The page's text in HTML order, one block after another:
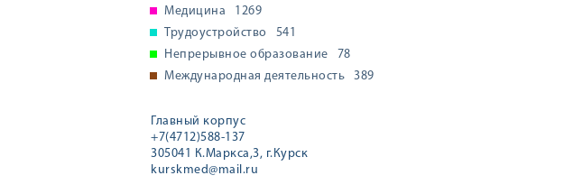
Медицина
1269
Трудоустройство
541
Непрерывное образование
78
Международная деятельность
389
Главный корпус
+7(4712)588-137
305041 К.Маркса,3, г.Курск
kurskmed@mail.ru